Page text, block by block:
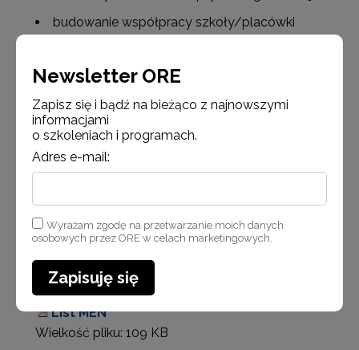
budowanie współpracy szkoły/placówki
projekcie pilotażowym;
możliwość korzystania z materiałów
zamieszczanych na platformach i portalach
edukacyjnych.
Załączniki:
Zadania i rola nauczyciela psychologa w prz
edszkolu szkole i placowce
Wielkość pliku:515 KB
List MEN
Wielkość pliku: 109 KB
Newsletter ORE
Zapisz się i bądź na bieżąco z najnowszymi
informacjami
o szkoleniach i programach.
Adres e-mail:
Wyrażam zgodę na przetwarzanie moich danych
osobowych przez ORE w celach marketingowych.
Zapisuję się